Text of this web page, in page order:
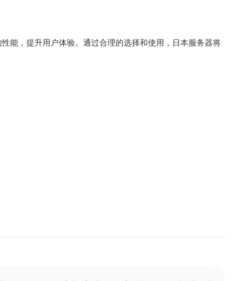
能，提升用户体验。通过合理的选择和使用，日本服务器将